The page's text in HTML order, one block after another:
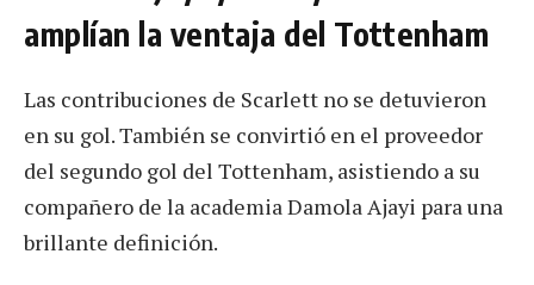
amplían la ventaja del Tottenham
Las contribuciones de Scarlett no se detuvieron
en su gol. También se convirtió en el proveedor
del segundo gol del Tottenham, asistiendo a su
compañero de la academia Damola Ajayi para una
brillante definición.